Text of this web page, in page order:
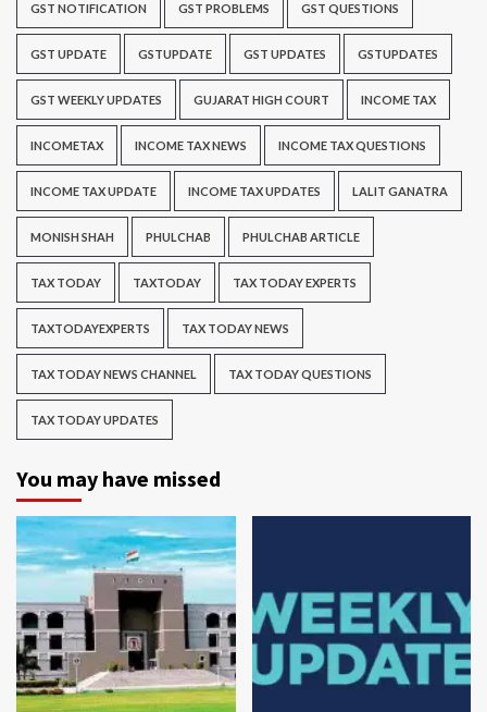
GST NOTIFICATION GST PROBLEMS GST QUESTIONS
GST UPDATE GSTUPDATE GST UPDATES GSTUPDATES
GST WEEKLY UPDATES GUJARAT HIGH COURT INCOME TAX
INCOMETAX INCOME TAX NEWS INCOME TAX QUESTIONS
INCOME TAX UPDATE INCOME TAX UPDATES LALIT GANATRA
MONISH SHAH PHULCHAB PHULCHAB ARTICLE
TAX TODAY TAXTODAY TAX TODAY EXPERTS
TAXTODAYEXPERTS TAX TODAY NEWS
TAX TODAY NEWS CHANNEL TAX TODAY QUESTIONS
TAX TODAY UPDATES
You may have missed